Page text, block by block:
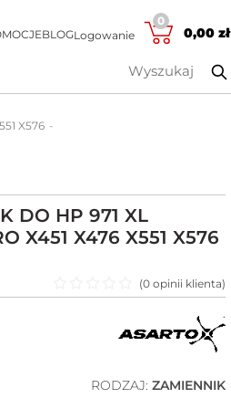
BLOGLogowanie
0
0,00 zł
X576
DO HP 971 XL
X451 X476 X551 X576
Oceniono
(0 opinii klienta)
RODZAJ: ZAMIENNIK